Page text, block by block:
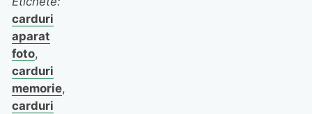
carduri
aparat
foto,
carduri
memorie,
carduri